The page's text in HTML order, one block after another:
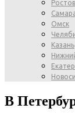
Омск
Казань
В